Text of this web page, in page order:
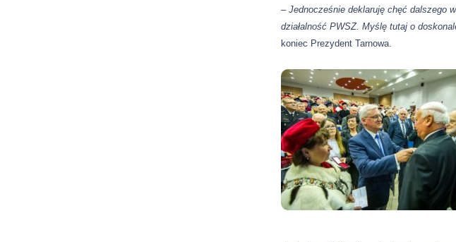
– Jednocześnie deklaruję chęć dalszego
działalność PWSZ. Myślę tutaj o
koniec Prezydent Tarnowa.